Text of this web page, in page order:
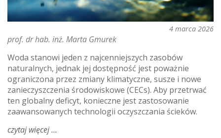
4 marca 2026
prof. dr hab. inż. Marta Gmurek
Woda stanowi jeden z najcenniejszych zasobów
naturalnych, jednak jej dostępność jest poważnie
ograniczona przez zmiany klimatyczne, susze i nowe
zanieczyszczenia środowiskowe (CECs). Aby przetrwać
ten globalny deficyt, konieczne jest zastosowanie
zaawansowanych technologii oczyszczania ścieków.
czytaj więcejo